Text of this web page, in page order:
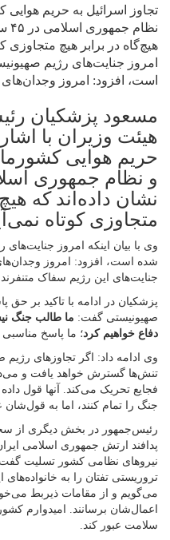
تجاوز اسرائیل به حریم
هیچ‌گاه در برابر هیچ متجاوزی
امروز جنایت‌های رژیم
است، افزود: امروز
مسعود پزشکیان
هیئت وزیران با
حریم هوایی
نشان داده‌اند که
متجاوزی کوتاه
وی با بیان اینکه امروز جنایت‌های
شده است، افزود: امروز
جنایت‌های این رژیم سفاک متنفرند.
پزشکیان در ادامه با تاکید بر حق
صهیونیستی گفت: ما طالب جنگ
دفاع خواهیم کرد؛ ما پاسخ‌ مناسبی
وی ادامه داد: اگر تجاوزهای رژیم
تنش‌ها گسترش خواهد یافت و
فجایع تحریک می‌کند. آنها قول
جنگ را تمام کنند، اما به قول‌شان
پدافند ارتش جمهوری اسلامی
نیروهای نظامی کشور تسلیت
تروریستی تفتان را به
می‌گویم و از مقامات ذیربط
اعمال‌شان برسانند. امیدوارم
سلامت عبور کند.